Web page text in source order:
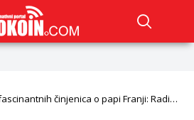
činjenica o papi Franji: Radio